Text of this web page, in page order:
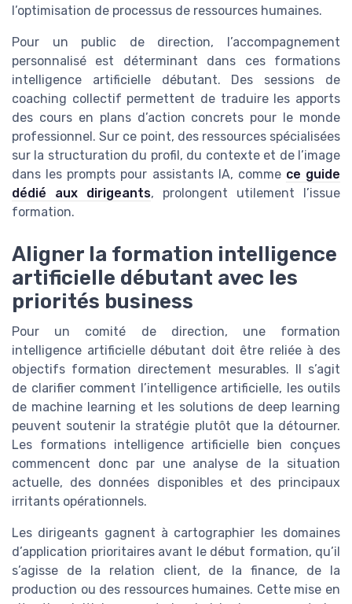
l’optimisation de processus de ressources humaines.
Pour un public de direction, l’accompagnement
personnalisé est déterminant dans ces formations
intelligence artificielle débutant. Des sessions de
coaching collectif permettent de traduire les apports
des cours en plans d’action concrets pour le monde
professionnel. Sur ce point, des ressources spécialisées
sur la structuration du profil, du contexte et de l’image
dans les prompts pour assistants IA, comme ce guide
dédié aux dirigeants, prolongent utilement l’issue
formation.
Aligner la formation intelligence
artificielle débutant avec les
priorités business
Pour un comité de direction, une formation
intelligence artificielle débutant doit être reliée à des
objectifs formation directement mesurables. Il s’agit
de clarifier comment l’intelligence artificielle, les outils
de machine learning et les solutions de deep learning
peuvent soutenir la stratégie plutôt que la détourner.
Les formations intelligence artificielle bien conçues
commencent donc par une analyse de la situation
actuelle, des données disponibles et des principaux
irritants opérationnels.
Les dirigeants gagnent à cartographier les domaines
d’application prioritaires avant le début formation, qu’il
s’agisse de la relation client, de la finance, de la
production ou des ressources humaines. Cette mise en